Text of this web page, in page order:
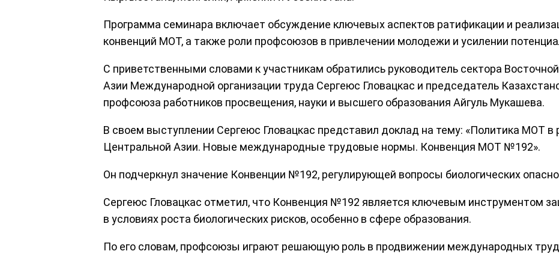
Программа семинара включает обсуждение ключевых аспектов ратификации и
конвенций МОТ, а также роли профсоюзов в привлечении молодежи и усилении
С приветственными словами к участникам обратились руководитель сектора
Азии Международной организации труда Сергеюс Гловацкас и председатель
профсоюза работников просвещения, науки и высшего образования Айгуль Мукашева.
В своем выступлении Сергеюс Гловацкас представил доклад на тему: «Политика МОТ в
Центральной Азии. Новые международные трудовые нормы. Конвенция МОТ №192».
Он подчеркнул значение Конвенции №192, регулирующей вопросы биологических
Сергеюс Гловацкас отметил, что Конвенция №192 является ключевым инструментом
в условиях роста биологических рисков, особенно в сфере образования.
По его словам, профсоюзы играют решающую роль в продвижении международных